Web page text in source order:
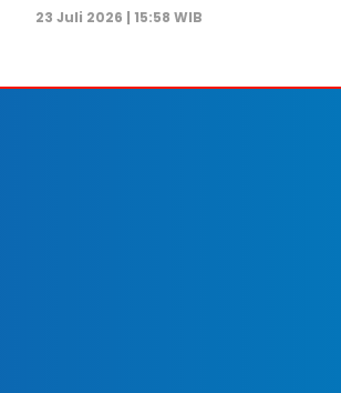
23 Juli 2026 | 15:58 WIB